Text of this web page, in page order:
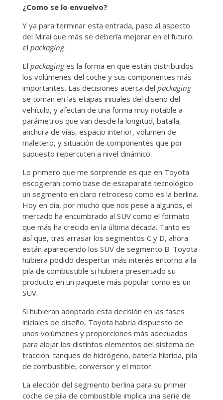
¿Como se lo envuelvo?
Y ya para terminar esta entrada, paso al aspecto
del Mirai que más se debería mejorar en el futuro:
el packaging.
El packaging es la forma en que están distribuidos
los volúmenes del coche y sus componentes más
importantes. Las decisiones acerca del packaging
se toman en las etapas iniciales del diseño del
vehículo, y afectan de una forma muy notable a
parámetros que van desde la longitud, batalla,
anchura de vías, espacio interior, volumen de
maletero, y situación de componentes que por
supuesto repercuten a nivel dinámico.
Lo primero que me sorprende es que en Toyota
escogieran como base de escaparate tecnológico
un segmento en claro retroceso como es la berlina.
Hoy en día, por mucho que nos pese a algunos, el
mercado ha encumbrado al SUV como el formato
que más ha crecido en la última década. Tanto es
así que, tras arrasar los segmentos C y D, ahora
están apareciendo los SUV de segmento B. Toyota
hubiera podido despertar más interés entorno a la
pila de combustible si hubiera presentado su
producto en un paquete más popular como es un
SUV.
Si hubieran adoptado esta decisión en las fases
iniciales de diseño, Toyota habría dispuesto de
unos volúmenes y proporciones más adecuados
para alojar los distintos elementos del sistema de
tracción: tanques de hidrógeno, batería híbrida, pila
de combustible, conversor y el motor.
La elección del segmento berlina para su primer
coche de pila de combustible implica una serie de